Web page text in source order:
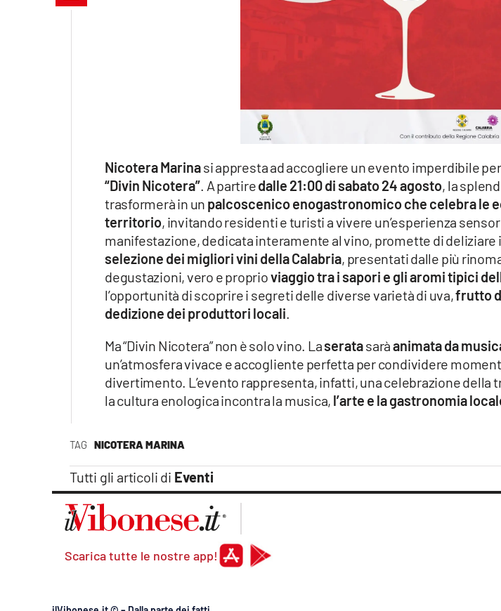
TAG NICOTERA MARINA
Tutti gli articoli di Eventi
Nicotera Marinasi appresta ad accogliere un evento imperdibile
“Divin Nicotera” . A partiredalle 21:00 di sabato 24 agosto, la
trasformerà in un palcoscenico enogastronomico che celebra le
territorio, invitando residenti e turisti a vivere un’esperienza
manifestazione, dedicata interamente al vino, promette di deliziare
selezione dei migliori vini della Calabria, presentati dalle più
degustazioni, vero e proprioviaggio tra i sapori e gli aromi tipici
l’opportunità di scoprire i segreti delle diverse varietà di uva,frutto
dedizione dei produttori locali
Ma “Divin Nicotera” non è solo vino. Laseratasaràanimata da
un’atmosfera vivace e accogliente perfetta per condividere
divertimento. L’evento rappresenta, infatti, una celebrazione della
la cultura enologica incontra la musica, l’arte e la gastronomia
Scarica tutte le nostre app!